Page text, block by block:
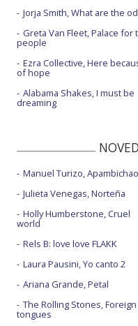
Jorja Smith, What are the
Greta Van Fleet, Palace for
people
Ezra Collective, Here
of hope
Alabama Shakes, I must be
dreaming
Manuel Turizo, Apambichao
Julieta Venegas, Norteña
Holly Humberstone, Cruel
world
Rels B: love love FLAKK
Laura Pausini, Yo canto 2
Ariana Grande, Petal
The Rolling Stones, Foreign
tongues